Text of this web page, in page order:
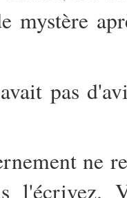
mystère
pas
ne